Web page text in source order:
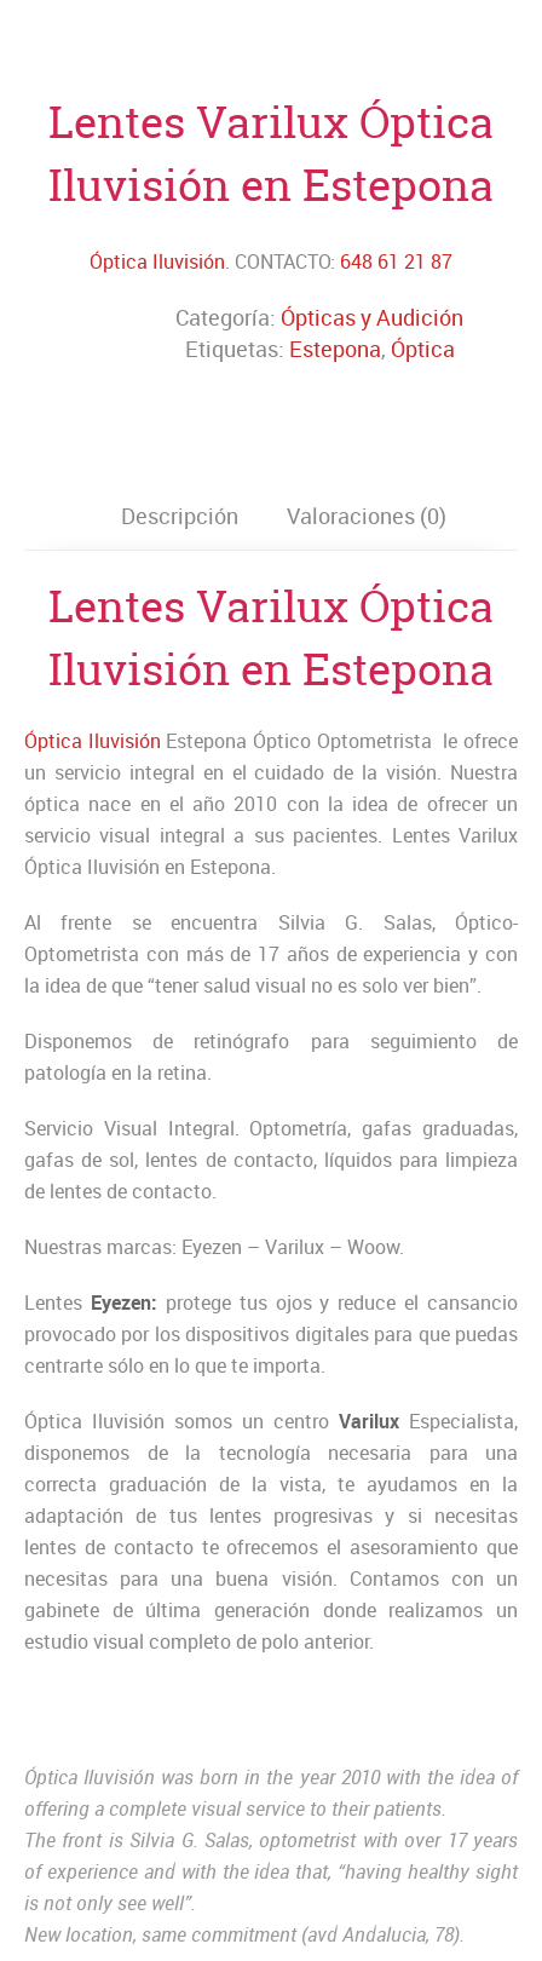
Lentes Varilux Óptica
Iluvisión en Estepona
Óptica Iluvisión. CONTACTO: 648 61 21 87
Categoría: Ópticas y Audición
Etiquetas: Estepona, Óptica
Descripción Valoraciones (0)
Lentes Varilux Óptica
Iluvisión en Estepona
Óptica Iluvisión Estepona Óptico Optometrista le ofrece
un servicio integral en el cuidado de la visión. Nuestra
óptica nace en el año 2010 con la idea de ofrecer un
servicio visual integral a sus pacientes. Lentes Varilux
Óptica Iluvisión en Estepona.
Al frente se encuentra Silvia G. Salas, Óptico-
Optometrista con más de 17 años de experiencia y con
la idea de que “tener salud visual no es solo ver bien”.
Disponemos de retinógrafo para seguimiento de
patología en la retina.
Servicio Visual Integral. Optometría, gafas graduadas,
gafas de sol, lentes de contacto, líquidos para limpieza
de lentes de contacto.
Nuestras marcas: Eyezen – Varilux – Woow.
Lentes Eyezen: protege tus ojos y reduce el cansancio
provocado por los dispositivos digitales para que puedas
centrarte sólo en lo que te importa.
Óptica Iluvisión somos un centro Varilux Especialista,
disponemos de la tecnología necesaria para una
correcta graduación de la vista, te ayudamos en la
adaptación de tus lentes progresivas y si necesitas
lentes de contacto te ofrecemos el asesoramiento que
necesitas para una buena visión. Contamos con un
gabinete de última generación donde realizamos un
estudio visual completo de polo anterior.
Óptica Iluvisión was born in the year 2010 with the idea of
offering a complete visual service to their patients.
The front is Silvia G. Salas, optometrist with over 17 years
of experience and with the idea that, “having healthy sight
is not only see well”.
New location, same commitment (avd Andalucia, 78).